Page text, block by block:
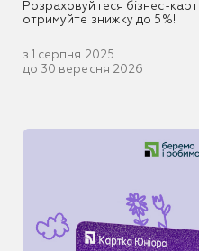
Розраховуйтеся бізнес-
отримуйте знижку до 5%!
з 1 серпня 2025
до 30 вересня 2026